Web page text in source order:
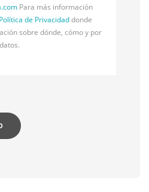
Para más información
Política de Privacidaddonde
sobre dónde, cómo y por